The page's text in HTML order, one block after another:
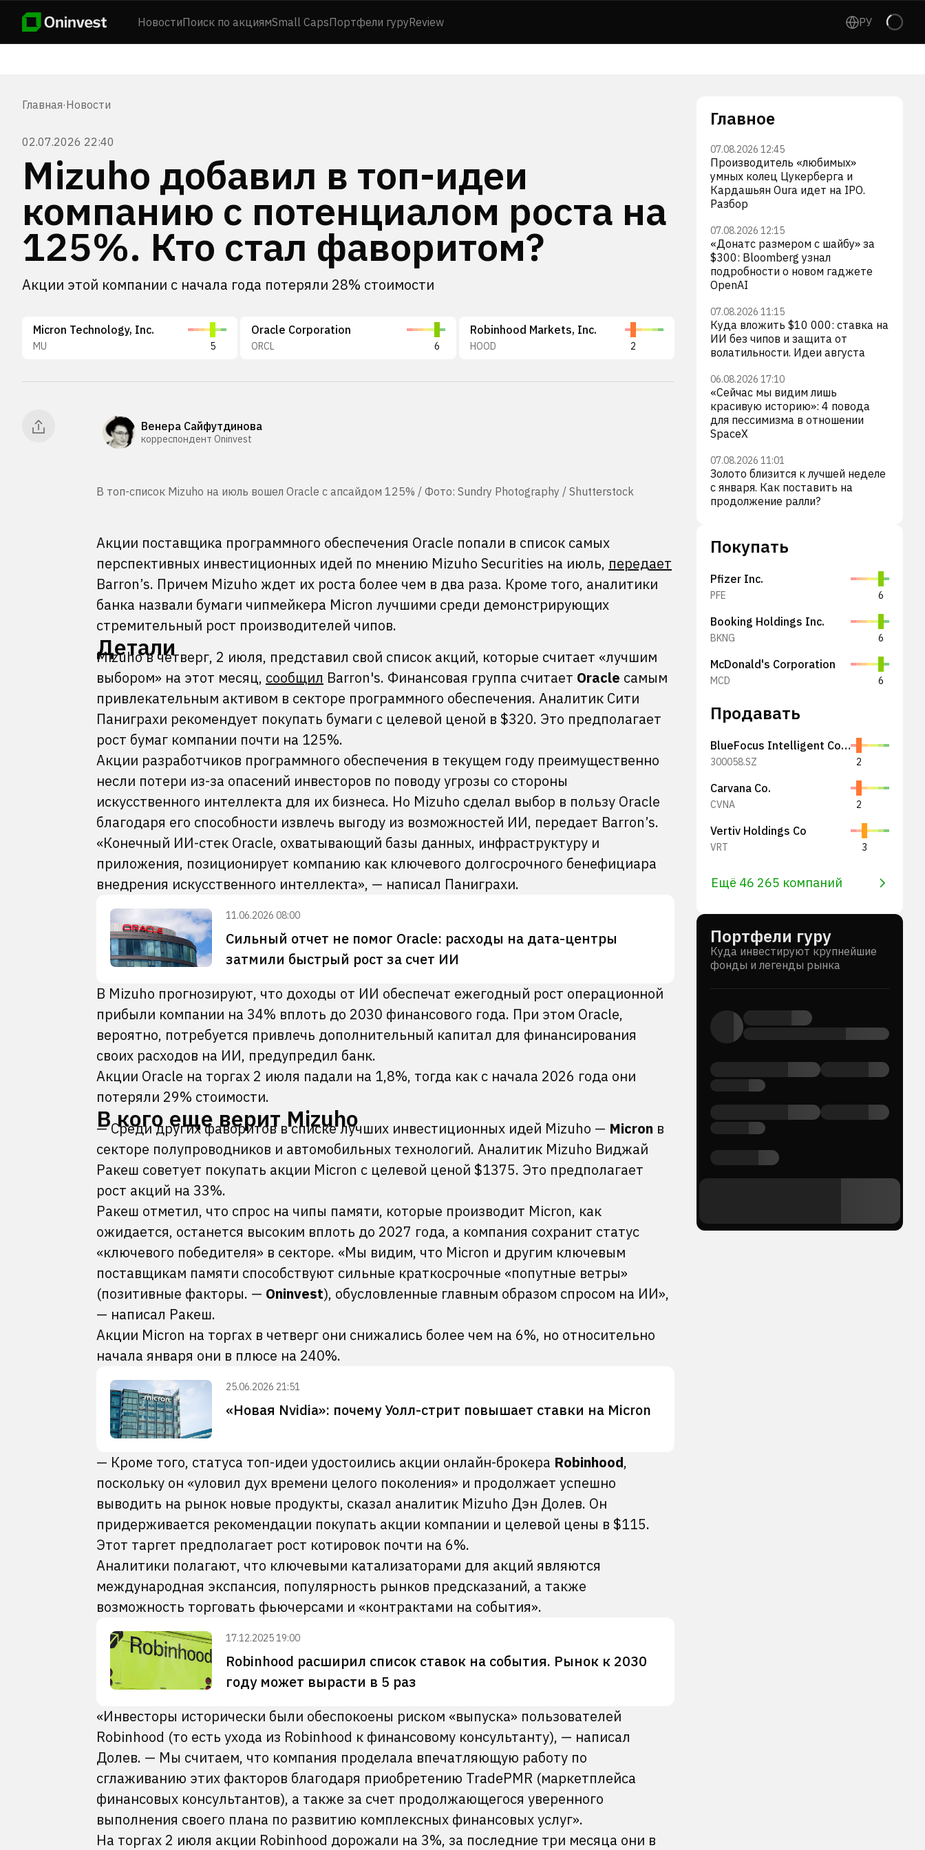
НовостиПоиск по акциямSmall CapsПортфели гуруReview РУ
Главная·Новости
02.07.2026 22:40
Mizuho добавил в топ-идеи
компанию с потенциалом роста на
125%. Кто стал фаворитом?
Акции этой компании с начала года потеряли 28% стоимости
Micron Technology, Inc.
MU 5
Oracle Corporation
ORCL 6
Robinhood Markets, Inc.
HOOD 2
Венера Сайфутдинова
корреспондент Oninvest
В топ-список Mizuho на июль вошел Oracle с апсайдом 125% / Фото: Sundry Photography / Shutterstock
Акции поставщика программного обеспечения Oracle попали в список самых
перспективных инвестиционных идей по мнению Mizuho Securities на июль, передает
Barron’s. Причем Mizuho ждет их роста более чем в два раза. Кроме того, аналитики
банка назвали бумаги чипмейкера Micron лучшими среди демонстрирующих
стремительный рост производителей чипов.
Детали
Mizuho в четверг, 2 июля, представил свой список акций, которые считает «лучшим
выбором» на этот месяц, сообщил Barron's. Финансовая группа считает Oracle самым
привлекательным активом в секторе программного обеспечения. Аналитик Сити
Паниграхи рекомендует покупать бумаги с целевой ценой в $320. Это предполагает
рост бумаг компании почти на 125%.
Акции разработчиков программного обеспечения в текущем году преимущественно
несли потери из-за опасений инвесторов по поводу угрозы со стороны
искусственного интеллекта для их бизнеса. Но Mizuho сделал выбор в пользу Oracle
благодаря его способности извлечь выгоду из возможностей ИИ, передает Barron’s.
«Конечный ИИ-стек Oracle, охватывающий базы данных, инфраструктуру и
приложения, позиционирует компанию как ключевого долгосрочного бенефициара
внедрения искусственного интеллекта», — написал Паниграхи.
11.06.2026 08:00
Сильный отчет не помог Oracle: расходы на дата-центры
затмили быстрый рост за счет ИИ
В Mizuho прогнозируют, что доходы от ИИ обеспечат ежегодный рост операционной
прибыли компании на 34% вплоть до 2030 финансового года. При этом Oracle,
вероятно, потребуется привлечь дополнительный капитал для финансирования
своих расходов на ИИ, предупредил банк.
Акции Oracle на торгах 2 июля падали на 1,8%, тогда как с начала 2026 года они
потеряли 29% стоимости.
В кого еще верит Mizuho
— Среди других фаворитов в списке лучших инвестиционных идей Mizuho — Micron в
секторе полупроводников и автомобильных технологий. Аналитик Mizuho Виджай
Ракеш советует покупать акции Micron с целевой ценой $1375. Это предполагает
рост акций на 33%.
Ракеш отметил, что спрос на чипы памяти, которые производит Micron, как
ожидается, останется высоким вплоть до 2027 года, а компания сохранит статус
«ключевого победителя» в секторе. «Мы видим, что Micron и другим ключевым
поставщикам памяти способствуют сильные краткосрочные «попутные ветры»
(позитивные факторы. — Oninvest), обусловленные главным образом спросом на ИИ»,
— написал Ракеш.
Акции Micron на торгах в четверг они снижались более чем на 6%, но относительно
начала января они в плюсе на 240%.
25.06.2026 21:51
«Новая Nvidia»: почему Уолл-стрит повышает ставки на Micron
— Кроме того, статуса топ-идеи удостоились акции онлайн-брокера Robinhood,
поскольку он «уловил дух времени целого поколения» и продолжает успешно
выводить на рынок новые продукты, сказал аналитик Mizuho Дэн Долев. Он
придерживается рекомендации покупать акции компании и целевой цены в $115.
Этот таргет предполагает рост котировок почти на 6%.
Аналитики полагают, что ключевыми катализаторами для акций являются
международная экспансия, популярность рынков предсказаний, а также
возможность торговать фьючерсами и «контрактами на события».
17.12.2025 19:00
Robinhood расширил список ставок на события. Рынок к 2030
году может вырасти в 5 раз
«Инвесторы исторически были обеспокоены риском «выпуска» пользователей
Robinhood (то есть ухода из Robinhood к финансовому консультанту), — написал
Долев. — Мы считаем, что компания проделала впечатляющую работу по
сглаживанию этих факторов благодаря приобретению TradePMR (маркетплейса
финансовых консультантов), а также за счет продолжающегося уверенного
выполнения своего плана по развитию комплексных финансовых услуг».
На торгах 2 июля акции Robinhood дорожали на 3%, за последние три месяца они в
Главное
07.08.2026 12:45
Производитель «любимых»
умных колец Цукерберга и
Кардашьян Oura идет на IPO.
Разбор
07.08.2026 12:15
«Донатс размером с шайбу» за
$300: Bloomberg узнал
подробности о новом гаджете
OpenAI
07.08.2026 11:15
Куда вложить $10 000: ставка на
ИИ без чипов и защита от
волатильности. Идеи августа
06.08.2026 17:10
«Сейчас мы видим лишь
красивую историю»: 4 повода
для пессимизма в отношении
SpaceX
07.08.2026 11:01
Золото близится к лучшей неделе
с января. Как поставить на
продолжение ралли?
Покупать
Pfizer Inc.
PFE 6
Booking Holdings Inc.
BKNG 6
McDonald's Corporation
MCD 6
Продавать
BlueFocus Intelligent Communications Group Co., Ltd.
300058.SZ 2
Carvana Co.
CVNA 2
Vertiv Holdings Co
VRT 3
Ещё 46 265 компаний
Портфели гуру
Куда инвестируют крупнейшие
фонды и легенды рынка